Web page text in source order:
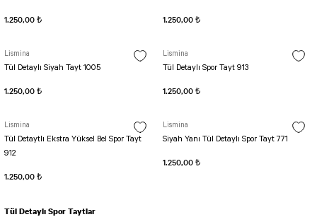
ŞORTLAR
Kapri Taytlar
Kemerli Tulum
Şort OSLO Tulum
Şort Tulum
1.250,00 ₺ 1.250,00 ₺
Lismina
Tül Detaylı Siyah Tayt 1005
1.250,00 ₺
Lismina
Tül Detaylı Spor Tayt 913
1.250,00 ₺
Lismina
Tül Detaytlı Ekstra Yüksel Bel Spor Tayt
912
1.250,00 ₺
Lismina
Siyah Yanı Tül Detaylı Spor Tayt 771
1.250,00 ₺
Tül Detaylı Spor Taytlar